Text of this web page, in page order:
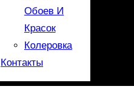
Обоев И
Красок
Колеровка
Контакты